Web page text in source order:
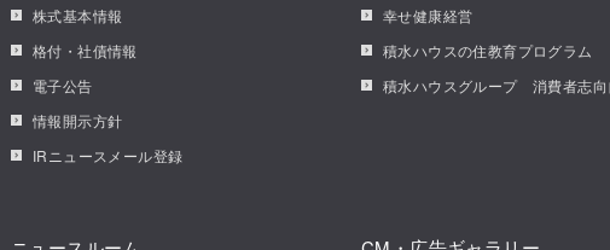
株式基本情報
格付・社債情報
電子公告
情報開示方針
IRニュースメール登録
幸せ健康経営
積水ハウスの住教育プログラム
積水ハウスグループ 消費者志向